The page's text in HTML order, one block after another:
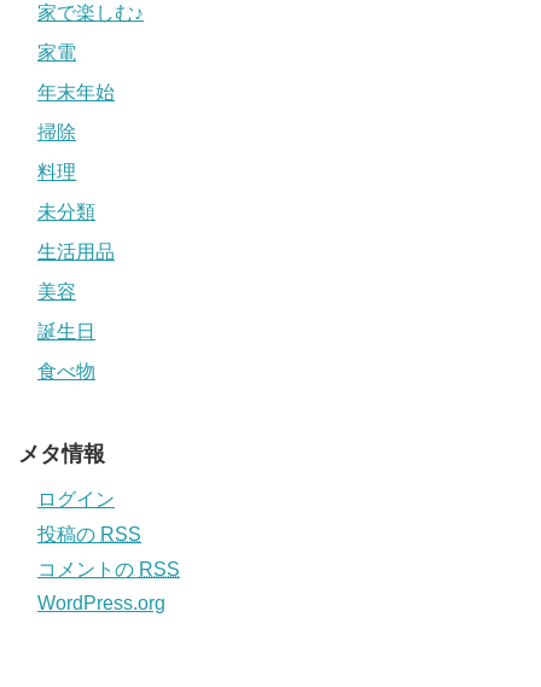
家で楽しむ♪
家電
年末年始
掃除
料理
未分類
生活用品
美容
誕生日
食べ物
メタ情報
ログイン
投稿の RSS
コメントの RSS
WordPress.org